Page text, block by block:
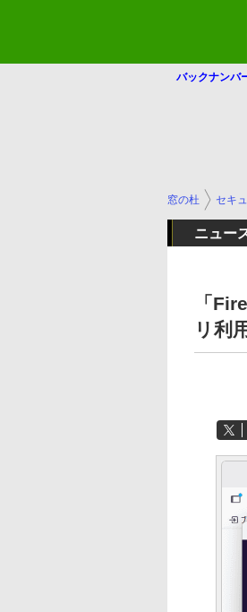
バックナンバ
窓の杜 セキ
ニュー
「
リ利